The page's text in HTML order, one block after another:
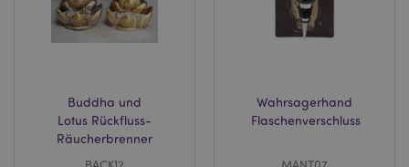
Buddha und
Lotus Rückfluss-
Räucherbrenner
Wahrsagerhand
Flaschenverschluss